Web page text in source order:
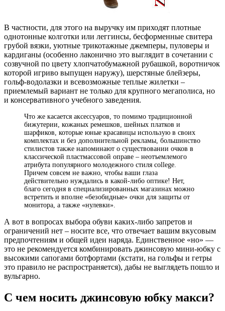
В частности, для этого на выручку им приходят плотные
однотонные колготки или леггинсы, бесформенные свитера
грубой вязки, уютные трикотажные джемперы, пуловеры и
кардиганы (особенно лаконично это выглядит в сочетании с
созвучной по цвету хлопчатобумажной рубашкой, воротничок
которой игриво выпущен наружу), шерстяные блейзеры,
гольф-водолазки и всевозможные теплые жилетки –
приемлемый вариант не только для крупного мегаполиса, но
и консервативного учебного заведения.
Что же касается аксессуаров, то помимо традиционной
бижутерии, кожаных ремешков, шейных платков и
шарфиков, которые юные красавицы использую в своих
комплектах и без дополнительной рекламы, большинство
стилистов также напоминают о существовании очков в
классической пластмассовой оправе – неотъемлемого
атрибута популярного молодежного стиля college.
Причем совсем не важно, чтобы ваши глаза
действительно нуждались в какой-либо оптике! Нет,
благо сегодня в специализированных магазинах можно
встретить и вполне «безобидные» очки для защиты от
монитора, а также «нулевки».
А вот в вопросах выбора обуви каких-либо запретов и
ограничений нет – носите все, что отвечает вашим вкусовым
предпочтениям и общей идеи наряда. Единственное «но» —
это не рекомендуется комбинировать джинсовую мини-юбку с
высокими сапогами ботфортами (кстати, на гольфы и гетры
это правило не распространяется), дабы не выглядеть пошло и
вульгарно.
С чем носить джинсовую юбку макси?